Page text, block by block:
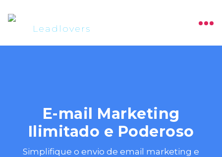
E-mail Marketing
Ilimitado e Poderoso
Simplifique o envio de email marketing e